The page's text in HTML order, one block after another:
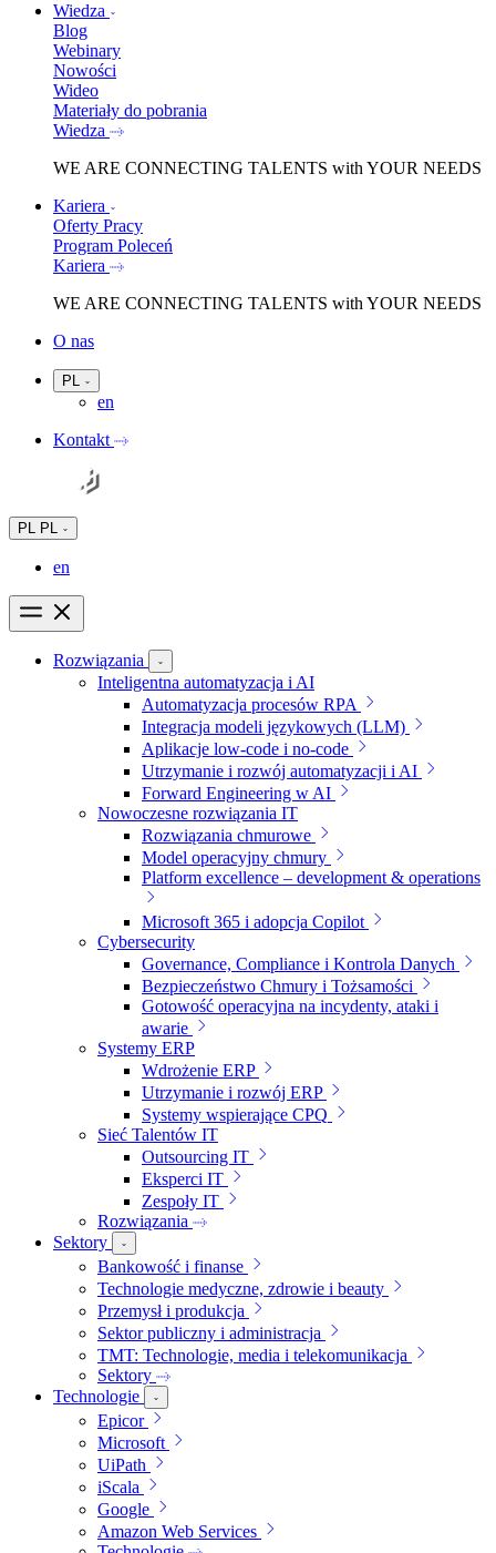
Wiedza
Blog
Webinary
Nowości
Wideo
Materiały do pobrania
Wiedza
WE ARE CONNECTING TALENTS with YOUR NEEDS
Kariera
Oferty Pracy
Program Poleceń
Kariera
WE ARE CONNECTING TALENTS with YOUR NEEDS
O nas
PL
en
Kontakt
PL PL
en
Rozwiązania
Inteligentna automatyzacja i AI
Automatyzacja procesów RPA
Integracja modeli językowych (LLM)
Aplikacje low-code i no-code
Utrzymanie i rozwój automatyzacji i AI
Forward Engineering w AI
Nowoczesne rozwiązania IT
Rozwiązania chmurowe
Model operacyjny chmury
Platform excellence – development & operations
Microsoft 365 i adopcja Copilot
Cybersecurity
Governance, Compliance i Kontrola Danych
Bezpieczeństwo Chmury i Tożsamości
Gotowość operacyjna na incydenty, ataki i
awarie
Systemy ERP
Wdrożenie ERP
Utrzymanie i rozwój ERP
Systemy wspierające CPQ
Sieć Talentów IT
Outsourcing IT
Eksperci IT
Zespoły IT
Rozwiązania
Sektory
Bankowość i finanse
Technologie medyczne, zdrowie i beauty
Przemysł i produkcja
Sektor publiczny i administracja
TMT: Technologie, media i telekomunikacja
Sektory
Technologie
Epicor
Microsoft
UiPath
iScala
Google
Amazon Web Services